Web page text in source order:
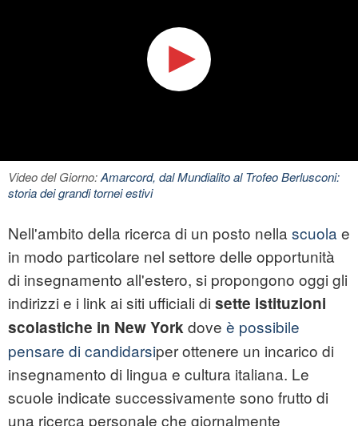
Video del Giorno:Amarcord, dal Mundialito al Trofeo Berlusconi:
storia dei grandi tornei estivi
Nell'ambito della ricerca di un posto nella scuola e
in modo particolare nel settore delle opportunità
di insegnamento all'estero, si propongono oggi gli
indirizzi e i link ai siti ufficiali di sette istituzioni
scolastiche in New Yorkdove è possibile
pensare di candidarsiper ottenere un incarico di
insegnamento di lingua e cultura italiana. Le
scuole indicate successivamente sono frutto di
una ricerca personale che giornalmente